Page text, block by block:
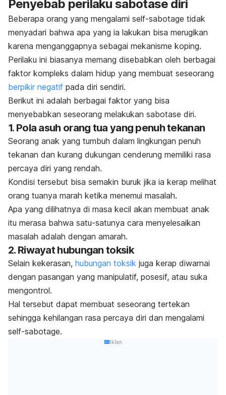
Penyebab perilaku sabotase diri
Beberapa orang yang mengalami self-sabotage tidak
menyadari bahwa apa yang ia lakukan bisa merugikan
karena menganggapnya sebagai mekanisme koping.
Perilaku ini biasanya memang disebabkan oleh berbagai
faktor kompleks dalam hidup yang membuat seseorang
berpikir negatif pada diri sendiri.
Berikut ini adalah berbagai faktor yang bisa
menyebabkan seseorang melakukan sabotase diri.
1. Pola asuh orang tua yang penuh tekanan
Seorang anak yang tumbuh dalam lingkungan penuh
tekanan dan kurang dukungan cenderung memiliki rasa
percaya diri yang rendah.
Kondisi tersebut bisa semakin buruk jika ia kerap melihat
orang tuanya marah ketika menemui masalah.
Apa yang dilihatnya di masa kecil akan membuat anak
itu merasa bahwa satu-satunya cara menyelesaikan
masalah adalah dengan amarah.
2. Riwayat hubungan toksik
Selain kekerasan, hubungan toksik juga kerap diwarnai
dengan pasangan yang manipulatif, posesif, atau suka
mengontrol.
Hal tersebut dapat membuat seseorang tertekan
sehingga kehilangan rasa percaya diri dan mengalami
self-sabotage.
Iklan